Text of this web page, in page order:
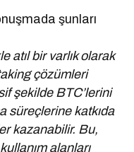
şunları
atıl bir varlık olarak
çözümleri
şekilde BTC’lerini
süreçlerine katkıda
kazanabilir. Bu,
alanları